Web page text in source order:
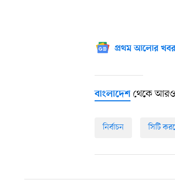
প্রথম আলোর
বাংলাদেশ থেকে
নির্বাচন সিটি